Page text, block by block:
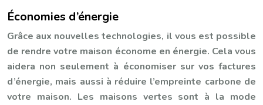
Économies d’énergie
Grâce aux nouvelles technologies, il vous est possible
de rendre votre maison économe en énergie. Cela vous
aidera non seulement à économiser sur vos factures
d’énergie, mais aussi à réduire l’empreinte carbone de
votre maison. Les maisons vertes sont à la mode